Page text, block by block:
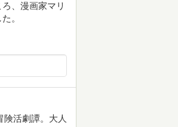
、漫画家マリ
。
険活劇譚。大人